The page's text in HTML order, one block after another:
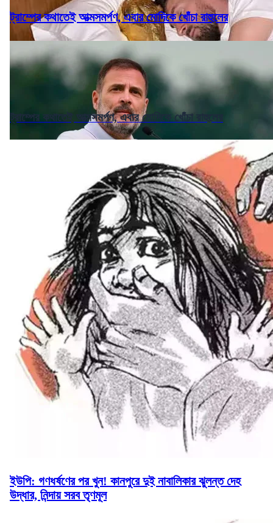
ট্রাম্পের কথাতেই আত্মসমর্পণ, এবার মোদিকে খোঁচা রাহুলের
ট্রাম্পের কথাতেই আত্মসমর্পণ, এবার মোদিকে খোঁচা রাহুলের
ইউপি: গণধর্ষণের পর খুন! কানপুরে দুই নাবালিকার ঝুলন্ত দেহ
উদ্ধার, নিন্দায় সরব তৃণমূল